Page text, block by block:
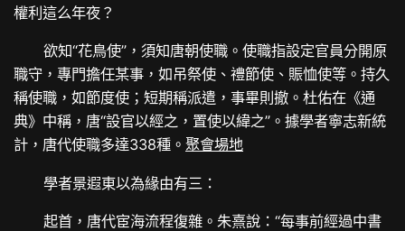
權利這么年夜？
欲知“花鳥使”，須知唐朝使職。使職指設定官員分開原
職守，專門擔任某事，如吊祭使、禮節使、賑恤使等。持久
稱使職，如節度使；短期稱派遣，事畢則撤。杜佑在《通
典》中稱，唐“設官以經之，置使以緯之”。據學者寧志新統
計，唐代使職多達338種。聚會場地
學者景遐東以為緣由有三：
起首，唐代宦海流程復雜。朱熹說：“每事前經過中書